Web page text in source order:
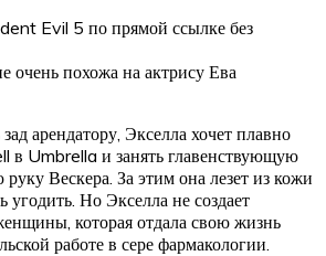
очень похожа на актрису Ева
арендатору, Экселла хочет плавно
в Umbrella и занять главенствующую
Вескера. За этим она лезет из кожи
угодить. Но Экселла не создает
которая отдала свою жизнь
работе в сере фармакологии.